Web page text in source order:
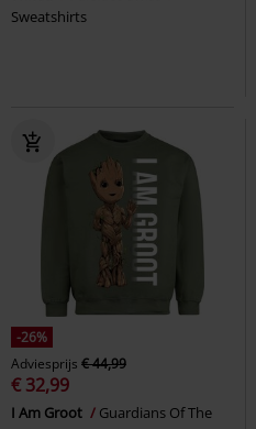
Sweatshirts
-26%
Adviesprijs € 44,99
€ 32,99
I Am Groot
Guardians Of The